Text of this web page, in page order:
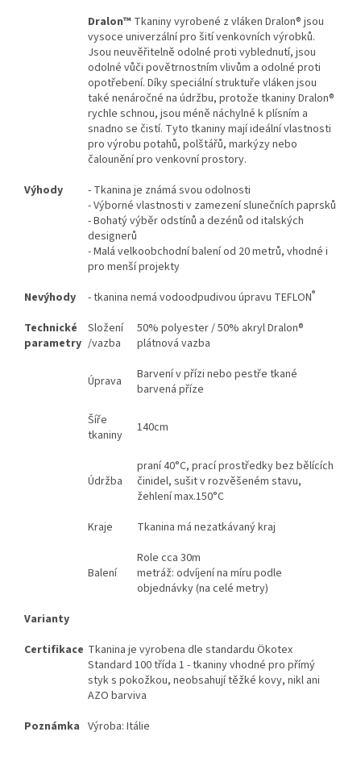
Dralon™ Tkaniny vyrobené z vláken Dralon® jsou
vysoce univerzální pro šití venkovních výrobků.
Jsou neuvěřitelně odolné proti vyblednutí, jsou
odolné vůči povětrnostním vlivům a odolné proti
opotřebení. Díky speciální struktuře vláken jsou
také nenáročné na údržbu, protože tkaniny Dralon®
rychle schnou, jsou méně náchylné k plísním a
snadno se čistí. Tyto tkaniny mají ideální vlastnosti
pro výrobu potahů, polštářů, markýzy nebo
čalounění pro venkovní prostory.
Výhody
- Tkanina je známá svou odolnosti
- Výborné vlastnosti v zamezení slunečních paprsků
- Bohatý výběr odstínů a dezénů od italských
designerů
- Malá velkoobchodní balení od 20 metrů, vhodné i
pro menší projekty
Nevýhody
- tkanina nemá vodoodpudivou úpravu TEFLON®
Technické
parametry
Složení
/vazba
50% polyester / 50% akryl Dralon®
plátnová vazba
Úprava
Barvení v přízi nebo pestře tkané
barvená příze
Šíře
tkaniny
140cm
Údržba
praní 40°C, prací prostředky bez bělících
činidel, sušit v rozvěšeném stavu,
žehlení max.150°C
Kraje
Tkanina má nezatkávaný kraj
Balení
Role cca 30m
metráž: odvíjení na míru podle
objednávky (na celé metry)
Varianty
Certifikace Tkanina je vyrobena dle standardu Ökotex
Standard 100 třída 1 - tkaniny vhodné pro přímý
styk s pokožkou, neobsahují těžké kovy, nikl ani
AZO barviva
Poznámka Výroba: Itálie